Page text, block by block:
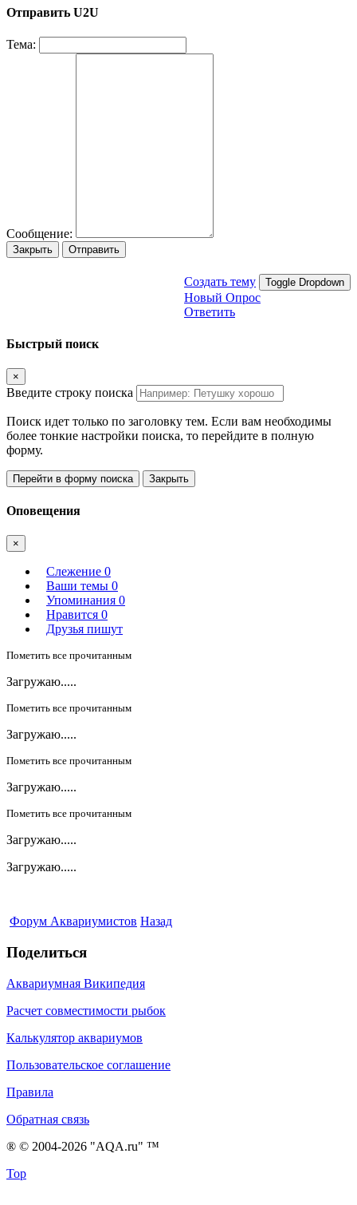
Отправить U2U
Тема:
Сообщение:
Закрыть Отправить
Создать тему Toggle Dropdown
Новый Опрос
Ответить
Быстрый поиск
×
Введите строку поиска
Поиск идет только по заголовку тем. Если вам необходимы
более тонкие настройки поиска, то перейдите в полную
форму.
Перейти в форму поиска Закрыть
Оповещения
×
Слежение 0
Ваши темы 0
Упоминания 0
Нравится 0
Друзья пишут
Пометить все прочитанным
Загружаю.....
Пометить все прочитанным
Загружаю.....
Пометить все прочитанным
Загружаю.....
Пометить все прочитанным
Загружаю.....
Загружаю.....
Форум Аквариумистов Назад
Поделиться
Аквариумная Википедия
Расчет совместимости рыбок
Калькулятор аквариумов
Пользовательское соглашение
Правила
Обратная связь
® © 2004-2026 "AQA.ru" ™
Top